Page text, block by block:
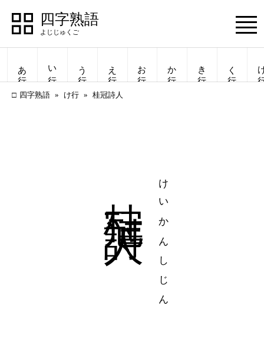
四字熟語
四字熟語
一覧表示
Menu
あ行 い行 う行 え行 お行 か行 き行 く行
四字熟語 け行 桂冠詩人
けいかんしじん
四字熟語
一覧表示